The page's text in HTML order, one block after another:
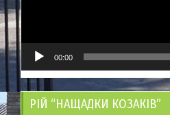
00:00
РІЙ “НАЩАДКИ КОЗАКІВ”